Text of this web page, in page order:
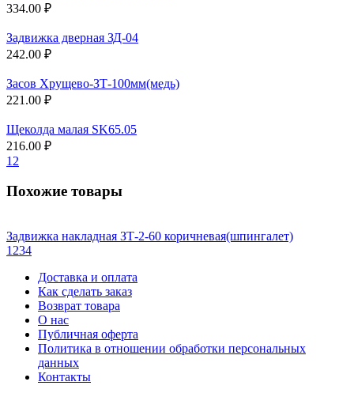
334.00 ₽
Задвижка дверная ЗД-04
242.00 ₽
Засов Хрущево-ЗТ-100мм(медь)
221.00 ₽
Щеколда малая SK65.05
216.00 ₽
1 2
Похожие товары
Задвижка накладная ЗТ-2-60 коричневая(шпингалет)
1 234
Доставка и оплата
Как сделать заказ
Возврат товара
О нас
Публичная оферта
Политика в отношении обработки персональных
данных
Контакты